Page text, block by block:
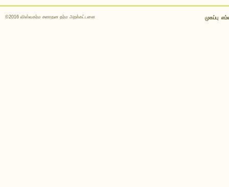
முகப்பு
©2016 விஸ்வகர்ம சனாதன தர்ம அறக்கட்டளை